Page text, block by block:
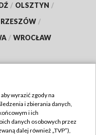
/ OLSZTYN /
RZESZÓW /
/ WROCŁAW
wyrazić zgody na
i zbierania danych,
i ich
danych osobowych przez
dalej również „TVP”),